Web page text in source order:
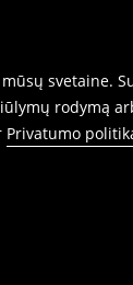
svetaine.
rodymą
Privatumo